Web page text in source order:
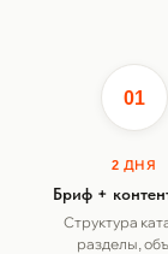
01
2 ДНЯ
Бриф +
Структура
разделы,